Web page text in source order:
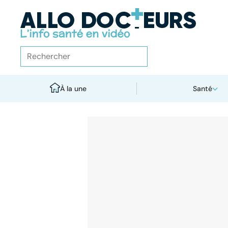
À la une Santé